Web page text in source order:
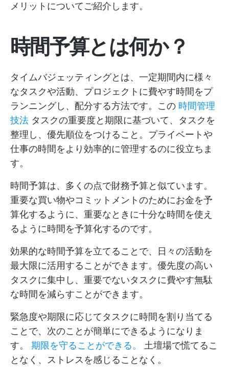
メリットについてご紹介します。
時間予算とは何か？
タイムバジェッティングとは、一定期間内に様々
なタスクや活動、プロジェクトに費やす時間をプ
ランニングし、配分する方法です。この 時間管理
技法 タスクの重要度と期限に基づいて、タスクを
整理し、優先順位をつけること。プライベートや
仕事の時間をより効率的に管理するのに役立ちま
す。
時間予算は、多くの点で財務予算と似ています。
重要な買い物やコミットメントのためにお金を予
算化するように、重要なときに十分な時間を使え
るように時間を予算化するのです。
効果的な時間予算を立てることで、日々の活動を
最大限に活用することができます。優先度の高い
タスクに集中し、重要でないタスクに費やす無駄
な時間を減らすことができます。
緊急度や期限に応じてタスクに時間を割り当てる
ことで、次のことが簡単にできるようになりま
す。 期限を守ることができる。
土壇場で慌てるこ
となく、ストレスを感じることなく。